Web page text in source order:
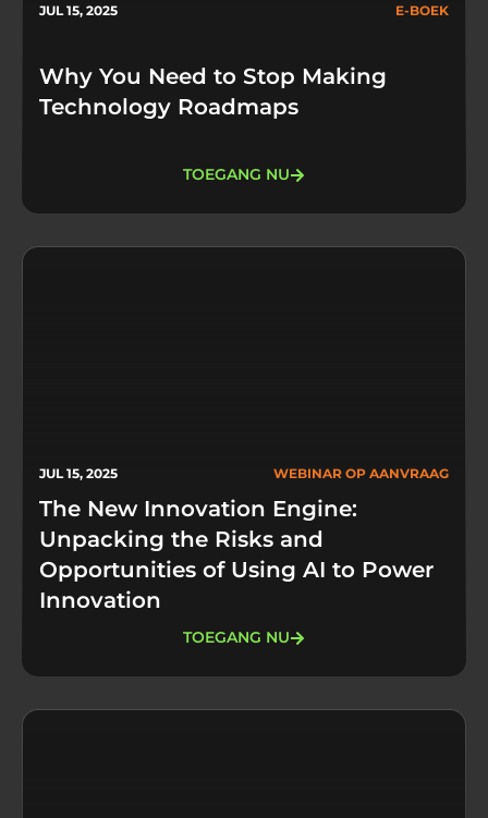
JUL 15, 2025 E-BOEK
Why You Need to Stop Making
Technology Roadmaps
TOEGANG NU
JUL 15, 2025 WEBINAR OP AANVRAAG
The New Innovation Engine:
Unpacking the Risks and
Opportunities of Using AI to Power
Innovation
TOEGANG NU